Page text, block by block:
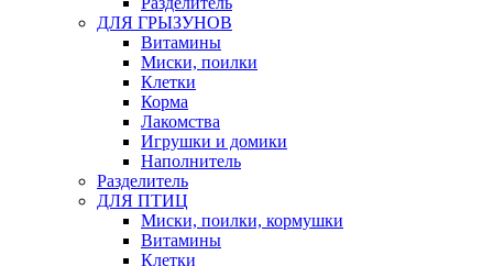
ДЛЯ ГРЫЗУНОВ
Витамины
Миски, поилки
Клетки
Корма
Лакомства
Игрушки и домики
Наполнитель
Разделитель
ДЛЯ ПТИЦ
Миски, поилки, кормушки
Витамины
Клетки